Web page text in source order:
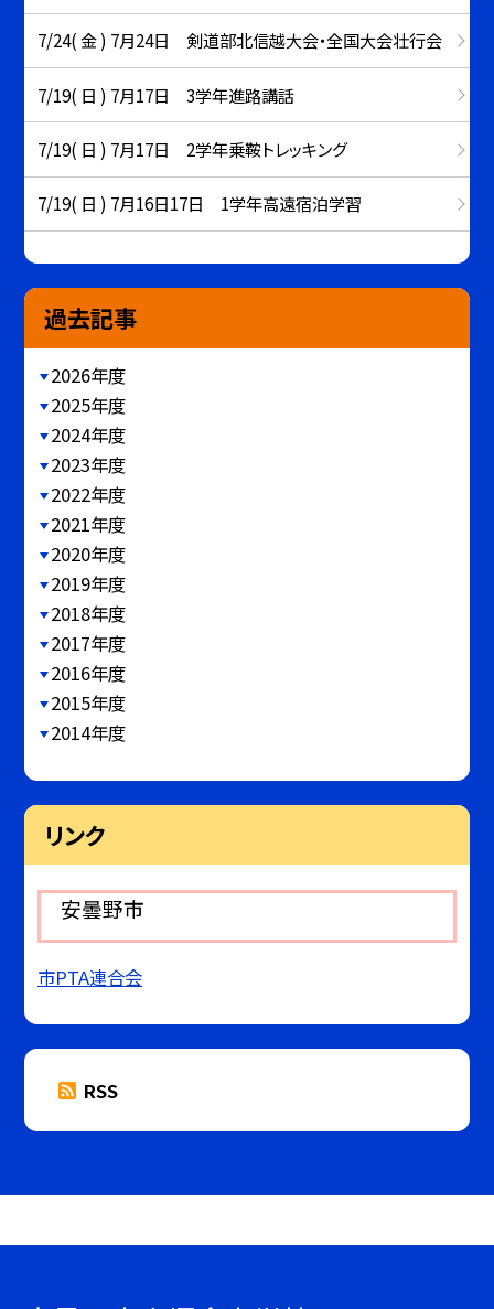
7/24( 金 ) 7月24日 剣道部北信越大会・全国大会壮行会
7/19( 日 ) 7月17日 3学年進路講話
7/19( 日 ) 7月17日 2学年乗鞍トレッキング
7/19( 日 ) 7月16日17日 1学年高遠宿泊学習
過去記事
2026年度
2025年度
2024年度
2023年度
2022年度
2021年度
2020年度
2019年度
2018年度
2017年度
2016年度
2015年度
2014年度
リンク
安曇野市
市PTA連合会
RSS